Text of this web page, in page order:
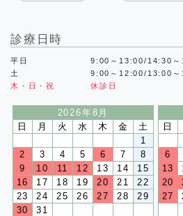
診療日時
平日
9:00～13:00/14:30～
土
9:00～12:00/13:00～
木・日・祝
休診日
2026年8月
日
月 火 水 木 金
土
1
2
3 4 5 6 7
8
9
10 11 12 13 14
15
16
17 18 19 20 21
22
23
24 25 26 27 28
29
30
31
日
6
13
20
27